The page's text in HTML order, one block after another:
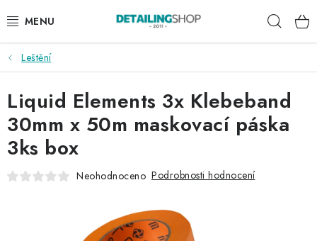
na
AKCE
NOVINKY
EXTERIÉR
INTERIÉR
Leštění
Liquid Elements 3x Klebeband
30mm x 50m maskovací páska
3ks box
Neohodnoceno Podrobnosti hodnocení